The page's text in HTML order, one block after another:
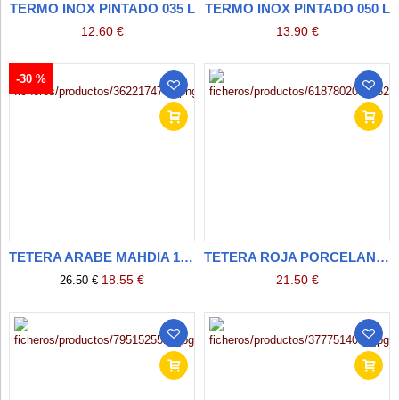
TERMO INOX PINTADO 035 L
12.60 €
TERMO INOX PINTADO 050 L
13.90 €
TETERA ARABE MAHDIA 1 LTS IBILI
26.50 € 18.55 €
-30 %
TETERA ROJA PORCELANA ESMALTADA
21.50 €